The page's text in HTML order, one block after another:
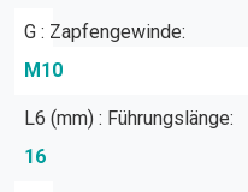
G : Zapfengewinde:
M10
L6 (mm) : Führungslänge:
16